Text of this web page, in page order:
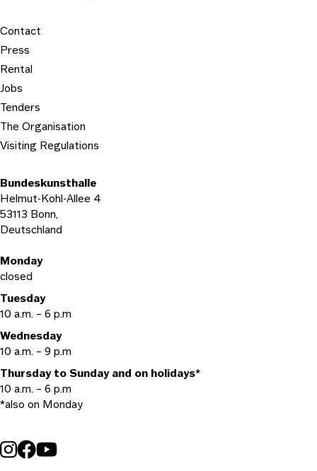
Contact
Press
Rental
Jobs
Tenders
The Organisation
Visiting Regulations
Bundeskunsthalle
Helmut-Kohl-Allee 4
53113 Bonn,
Deutschland
Opening hours
Monday
closed
Tuesday
10 a.m. – 6 p.m
Wednesday
10 a.m. – 9 p.m
Thursday to Sunday and on holidays*
10 a.m. – 6 p.m
*also on Monday